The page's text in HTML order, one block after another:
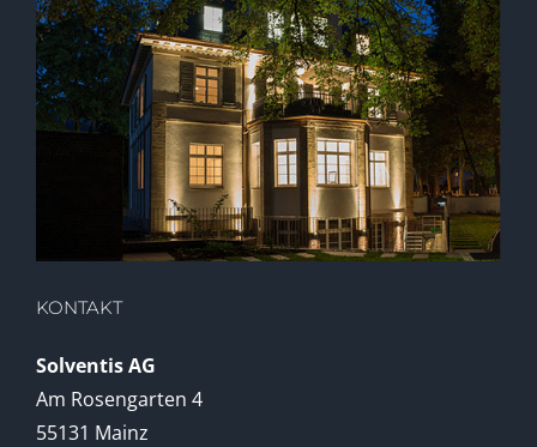
KONTAKT
Solventis AG
Am Rosengarten 4
55131 Mainz